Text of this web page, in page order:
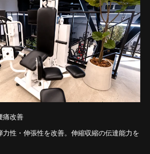
痛改善
力性・伸張性を改善。伸縮収縮の伝達能力を